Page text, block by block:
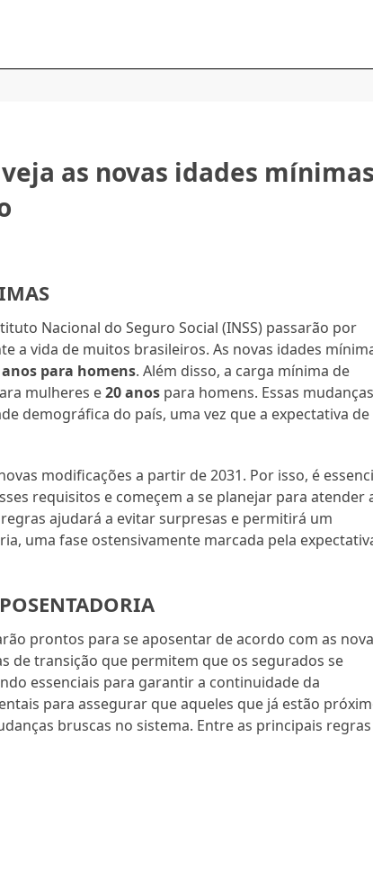
as novas idades mínimas
Nacional do Seguro Social (INSS) passarão por
a vida de muitos brasileiros. As novas idades
anos para homens. Além disso, a carga mínima de
mulheres e20 anos para homens. Essas mudanças
demográfica do país, uma vez que a expectativa de
modificações a partir de 2031. Por isso, é
requisitos e começem a se planejar para atender
ajudará a evitar surpresas e permitirá um
uma fase ostensivamente marcada pela
prontos para se aposentar de acordo com as
de transição que permitem que os segurados se
essenciais para garantir a continuidade da
para assegurar que aqueles que já estão
bruscas no sistema. Entre as principais regras